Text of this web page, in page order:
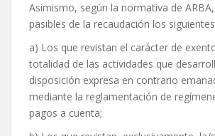
Asimismo, según la normativa de
pasibles de la recaudación los
a) Los que revistan el carácter de
totalidad de las actividades que
disposición expresa en contrario
mediante la reglamentación de
pagos a cuenta;